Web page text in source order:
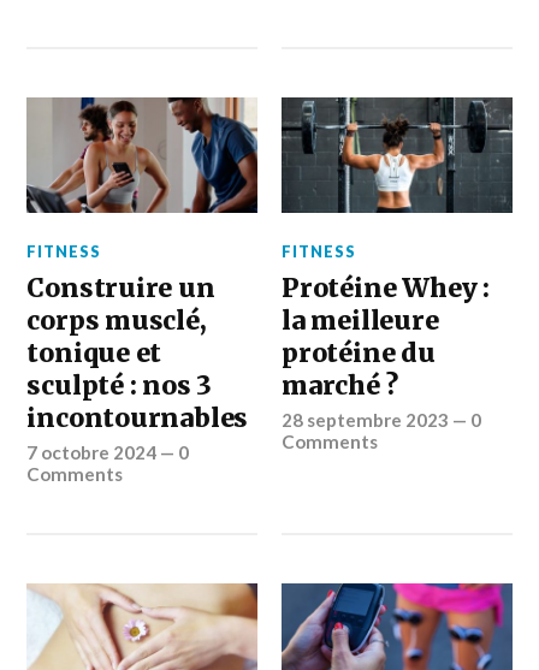
FITNESS
Construire un
corps musclé,
tonique et
sculpté : nos 3
incontournables
7 octobre 2024 — 0
Comments
FITNESS
Protéine Whey :
la meilleure
protéine du
marché ?
28 septembre 2023 — 0
Comments